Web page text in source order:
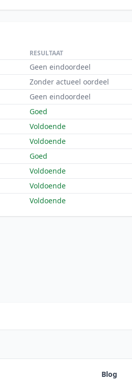
RESULTAAT
Geen eindoordeel
Zonder actueel oordeel
Geen eindoordeel
Goed
Voldoende
Voldoende
Goed
Voldoende
Voldoende
Voldoende
Blog